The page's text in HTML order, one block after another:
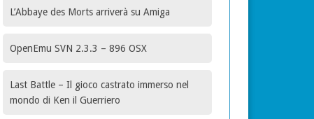
L’Abbaye des Morts arriverà su Amiga
OpenEmu SVN 2.3.3 – 896 OSX
Last Battle – Il gioco castrato immerso nel
mondo di Ken il Guerriero